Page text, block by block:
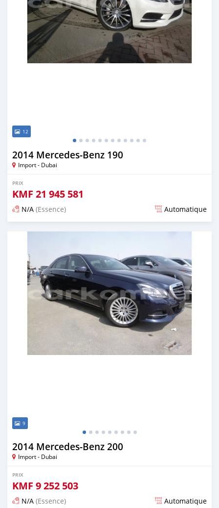
12
2014 Mercedes-Benz 190
Import - Dubai
PRIX
KMF 21 945 581
N/A (Essence) Automatique
Publié il y a environ 7 ans
9
2014 Mercedes-Benz 200
Import - Dubai
PRIX
KMF 9 252 503
N/A (Essence) Automatique